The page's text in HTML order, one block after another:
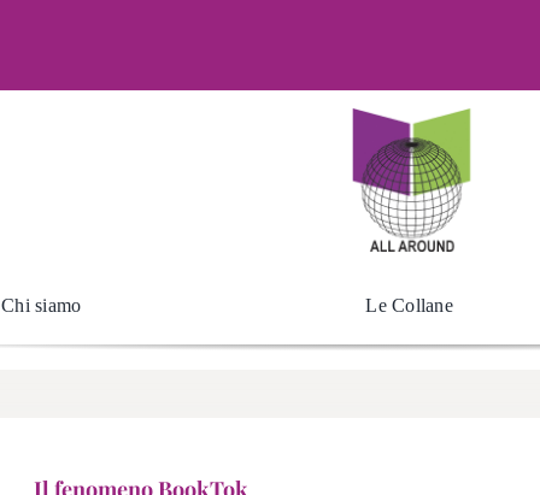
Chi siamo Le Collane
Il fenomeno BookTok